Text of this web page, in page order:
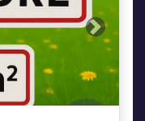
Next